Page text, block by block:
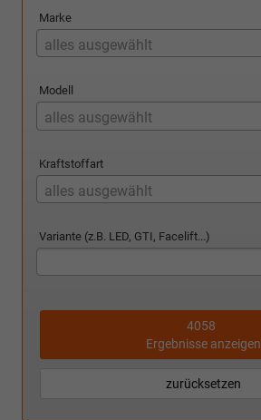
Marke
alles ausgewählt
Modell
alles ausgewählt
Kraftstoffart
alles ausgewählt
Variante (z.B. LED, GTI, Facelift...)
4058
Ergebnisse anzeigen
zurücksetzen